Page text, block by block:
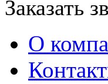
Заказать
О